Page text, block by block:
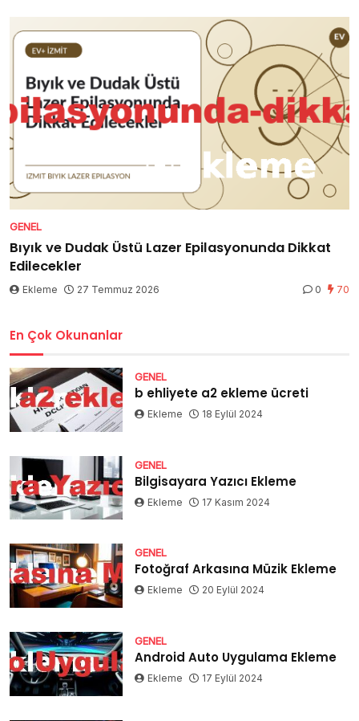
GENEL
Bıyık ve Dudak Üstü Lazer Epilasyonunda Dikkat
Edilecekler
Ekleme 27 Temmuz 2026 0 70
En Çok Okunanlar
GENEL
b ehliyete a2 ekleme ücreti
Ekleme 18 Eylül 2024
GENEL
Bilgisayara Yazıcı Ekleme
Ekleme 17 Kasım 2024
GENEL
Fotoğraf Arkasına Müzik Ekleme
Ekleme 20 Eylül 2024
GENEL
Android Auto Uygulama Ekleme
Ekleme 17 Eylül 2024